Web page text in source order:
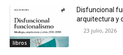
libros
Disfuncional
arquitectura y
23 julio, 2026